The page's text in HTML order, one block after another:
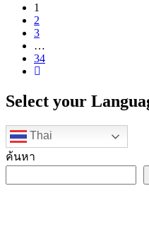
1
2
3
…
34
Select your
Thai
ค้นหา